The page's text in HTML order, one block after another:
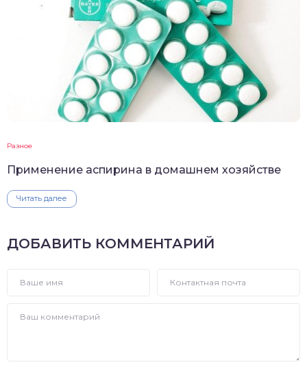
Разное
Применение аспирина в домашнем хозяйстве
Читать далее
ДОБАВИТЬ КОММЕНТАРИЙ